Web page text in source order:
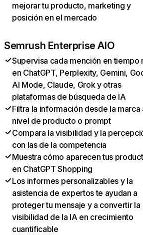
mejorar tu producto, marketing y
posición en el mercado
Semrush Enterprise AIO
Supervisa cada mención en tiempo
en ChatGPT, Perplexity, Gemini,
AI Mode, Claude, Grok y otras
plataformas de búsqueda de IA
Filtra la información desde la marca
nivel de producto o prompt
Compara la visibilidad y la
con las de la competencia
Muestra cómo aparecen tus
en ChatGPT Shopping
Los informes personalizables y la
asistencia de expertos te ayudan a
proteger tu mensaje y a convertir la
visibilidad de la IA en crecimiento
cuantificable